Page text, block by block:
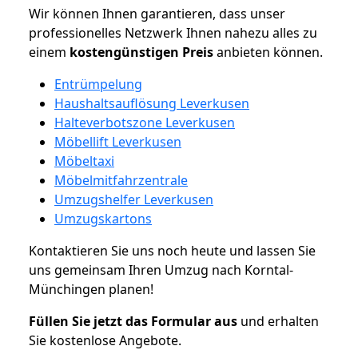
Wir können Ihnen garantieren, dass unser
professionelles Netzwerk Ihnen nahezu alles zu
einem kostengünstigen Preisanbieten können.
Entrümpelung
Haushaltsauflösung Leverkusen
Halteverbotszone Leverkusen
Möbellift Leverkusen
Möbeltaxi
Möbelmitfahrzentrale
Umzugshelfer Leverkusen
Umzugskartons
Kontaktieren Sie uns noch heute und lassen Sie
uns gemeinsam Ihren Umzug nach Korntal-
Münchingen planen!
Füllen Sie jetzt das Formular aus und erhalten
Sie kostenlose Angebote.